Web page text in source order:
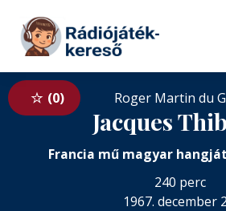
Tovább a tartalomhoz
0 Roger Martin du
Jacques
Francia mű magyar
240 perc
1967. december